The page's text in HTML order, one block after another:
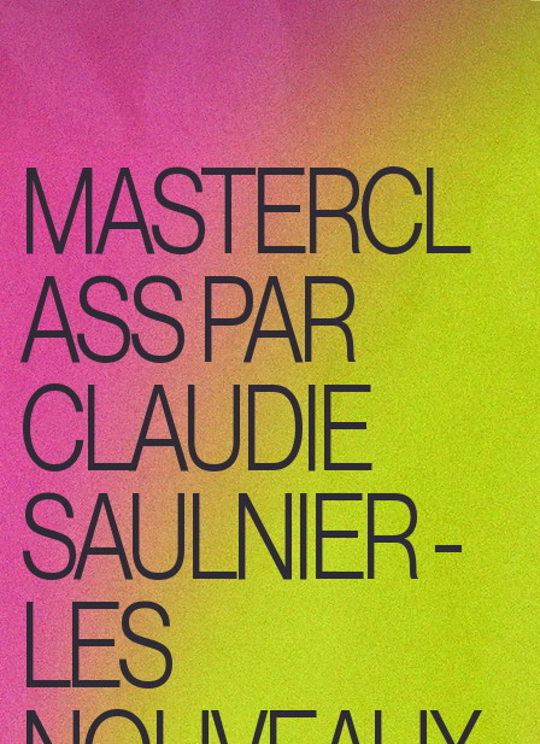
MASTERCL
ASS PAR
CLAUDIE
SAULNIER -
LES